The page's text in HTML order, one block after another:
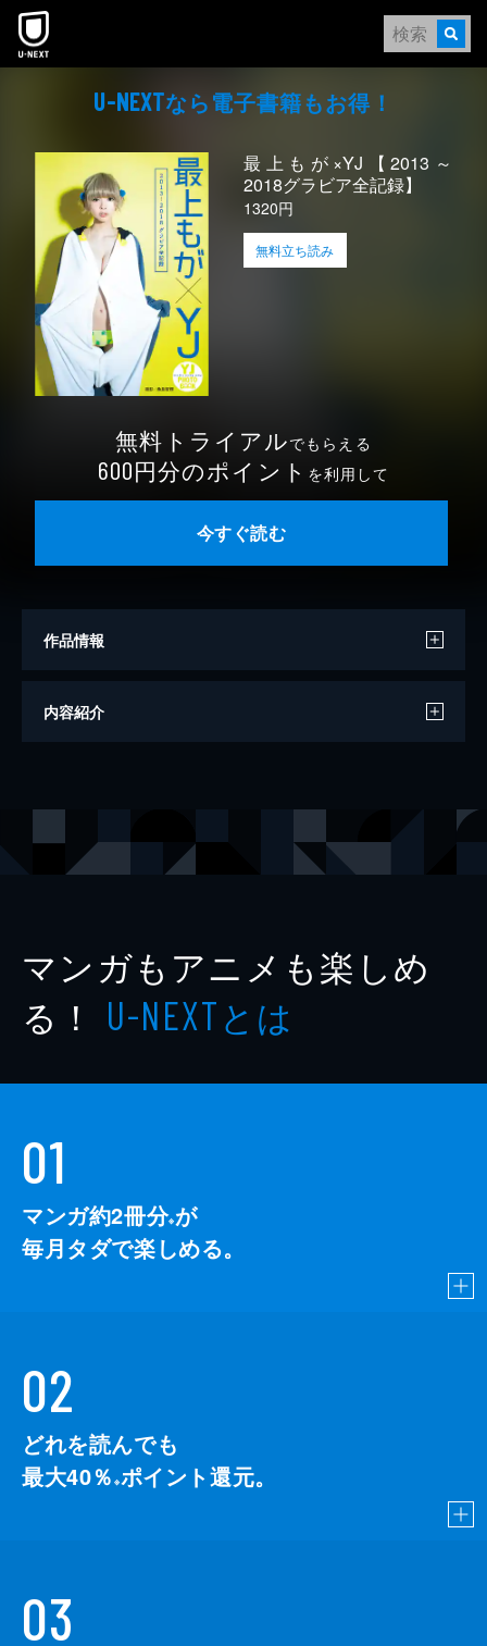
本文へスキップ
U-NEXTなら電⼦書籍もお得！
最上もが×YJ【2013～
2018グラビア全記録】
1320円
無料立ち読み
無料トライアルでもらえる
600円分のポイント を利用して
今すぐ読む
作品情報
モデル
内容紹介
マンガもアニメも楽しめ
る！ U-NEXTとは
01
マンガ約2冊分※が
毎月タダで楽しめる。
02
どれを読んでも
最大40％ ※ポイント還元。
03